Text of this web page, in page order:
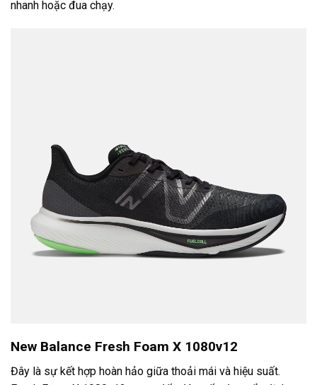
nhanh hoặc đua chạy.
New Balance Fresh Foam X 1080v12
Đây là sự kết hợp hoàn hảo giữa thoải mái và hiệu suất.